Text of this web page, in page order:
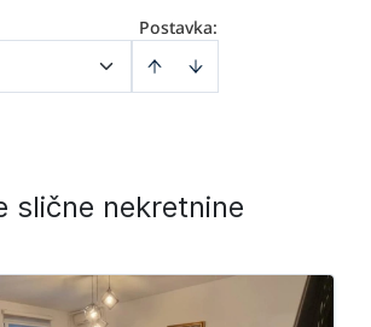
Postavka:
slične nekretnine